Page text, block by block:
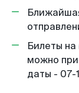
Билеты
можно
даты - 07-